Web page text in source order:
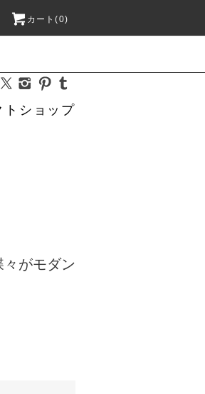
カート(0)
トショップ
々がモダン